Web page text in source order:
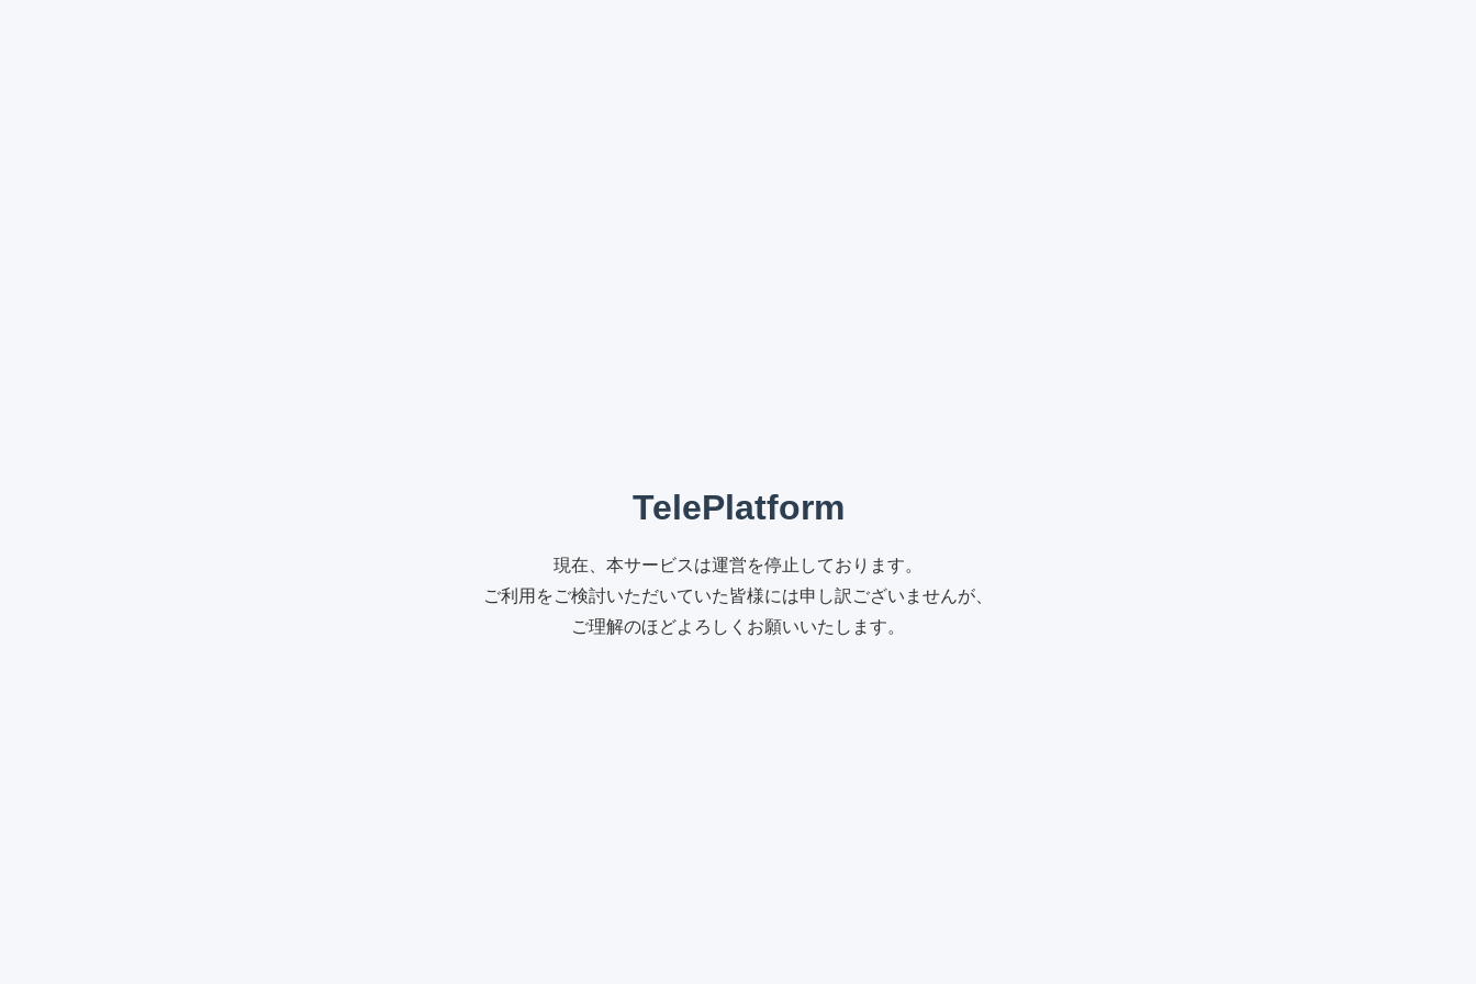
TelePlatform
現在、本サービスは運営を停止しております。
ご利用をご検討いただいていた皆様には申し訳ございませんが、
ご理解のほどよろしくお願いいたします。